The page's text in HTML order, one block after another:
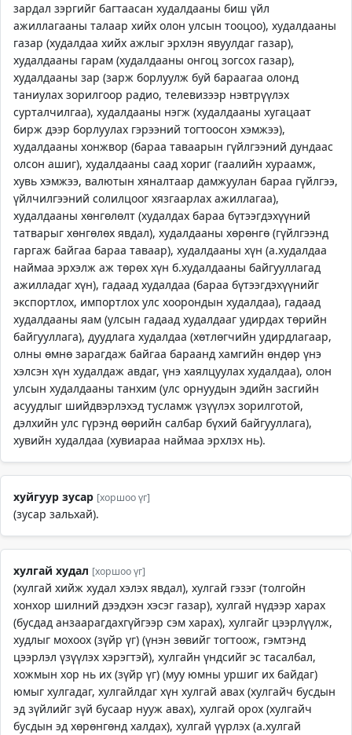
зардал зэргийг багтаасан худалдааны биш үйл
ажиллагааны талаар хийх олон улсын тооцоо), худалдааны
газар (худалдаа хийх ажлыг эрхлэн явуулдаг газар),
худалдааны гарам (худалдааны онгоц зогсох газар),
худалдааны зар (зарж борлуулж буй бараагаа олонд
таниулах зорилгоор радио, телевизээр нэвтрүүлэх
сурталчилгаа), худалдааны нэгж (худалдааны хугацаат
бирж дээр борлуулах гэрээний тогтоосон хэмжээ),
худалдааны хонжвор (бараа таваарын гүйлгээний дундаас
олсон ашиг), худалдааны саад хориг (гаалийн хураамж,
хувь хэмжээ, валютын хяналтаар дамжуулан бараа гүйлгээ,
үйлчилгээний солилцоог хязгаарлах ажиллагаа),
худалдааны хөнгөлөлт (худалдах бараа бүтээгдэхүүний
татварыг хөнгөлөх явдал), худалдааны хөрөнгө (гүйлгээнд
гаргаж байгаа бараа таваар), худалдааны хүн (а.худалдаа
наймаа эрхэлж аж төрөх хүн б.худалдааны байгууллагад
ажилладаг хүн), гадаад худалдаа (бараа бүтээгдэхүүнийг
экспортлох, импортлох улс хоорондын худалдаа), гадаад
худалдааны яам (улсын гадаад худалдааг удирдах төрийн
байгууллага), дуудлага худалдаа (хөтлөгчийн удирдлагаар,
олны өмнө зарагдаж байгаа бараанд хамгийн өндөр үнэ
хэлсэн хүн худалдаж авдаг, үнэ хаялцуулах худалдаа), олон
улсын худалдааны танхим (улс орнуудын эдийн засгийн
асуудлыг шийдвэрлэхэд тусламж үзүүлэх зорилготой,
дэлхийн улс гүрэнд өөрийн салбар бүхий байгууллага),
хувийн худалдаа (хувиараа наймаа эрхлэх нь).
хуйгуур зусар [хоршоо үг]
(зусар зальхай).
хулгай худал [хоршоо үг]
(хулгай хийж худал хэлэх явдал), хулгай гэзэг (толгойн
хонхор шилний дээдхэн хэсэг газар), хулгай нүдээр харах
(бусдад анзаарагдахгүйгээр сэм харах), хулгайг цээрлүүлж,
худлыг мохоох (зүйр үг) (үнэн зөвийг тогтоож, гэмтэнд
цээрлэл үзүүлэх хэрэгтэй), хулгайн үндсийг эс тасалбал,
хожмын хор нь их (зүйр үг) (муу юмны уршиг их байдаг)
юмыг хулгадаг, хулгайлдаг хүн хулгай авах (хулгайч бусдын
эд зүйлийг зүй бусаар нууж авах), хулгай орох (хулгайч
бусдын эд хөрөнгөнд халдах), хулгай үүрлэх (а.хулгай